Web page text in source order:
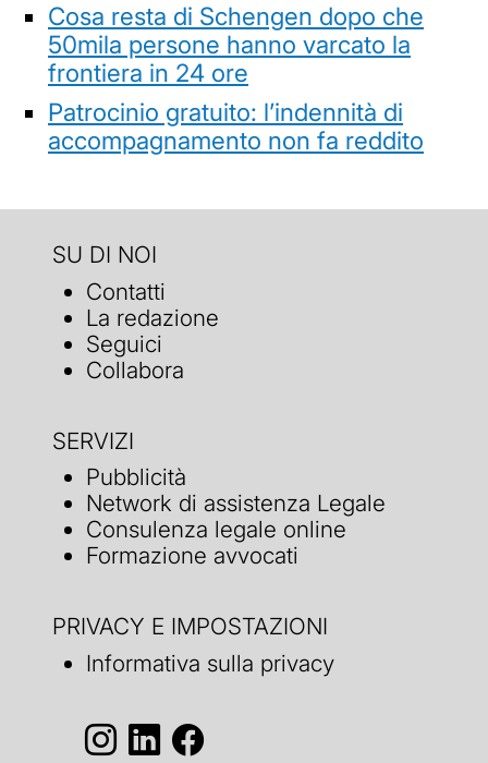
Cosa resta di Schengen dopo che
50mila persone hanno varcato la
frontiera in 24 ore
Patrocinio gratuito: l’indennità di
accompagnamento non fa reddito
SU DI NOI
Contatti
La redazione
Seguici
Collabora
SERVIZI
Pubblicità
Network di assistenza Legale
Consulenza legale online
Formazione avvocati
PRIVACY E IMPOSTAZIONI
Informativa sulla privacy